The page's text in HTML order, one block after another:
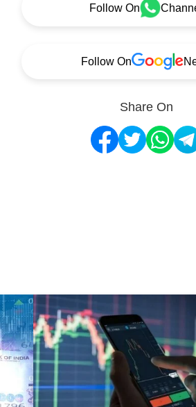
Follow On
Follow On
Share On